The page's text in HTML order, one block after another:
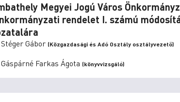
Megyei Jogú Város
rendelet I. számú
Stéger Gábor (Közgazdasági és Adó Osztály osztályvezető)
Gáspárné Farkas Ágota (könyvvizsgáló)